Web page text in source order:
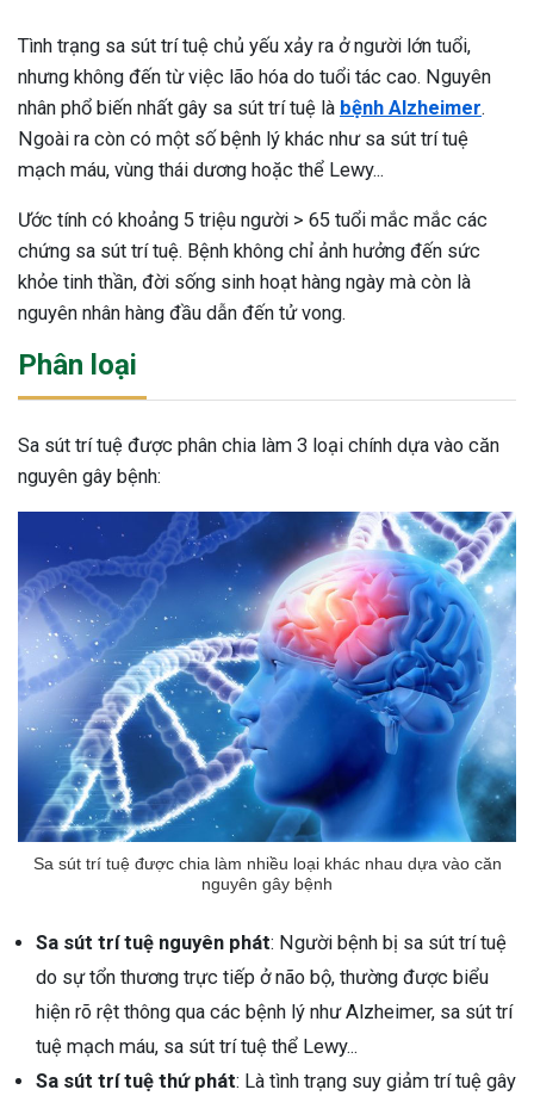
Sau Sinh Có Tự Khỏi
Thông Tin Cần Biết
sau sinh là tình trạng viêm da
phổ biến, khiến đôi bàn tay,
của chị em trở nên khô...
Tình trạng sa sút trí tuệ chủ yếu xảy ra ở người lớn tuổi,
nhưng không đến từ việc lão hóa do tuổi tác cao. Nguyên
nhân phổ biến nhất gây sa sút trí tuệ là bệnh Alzheimer.
Ngoài ra còn có một số bệnh lý khác như sa sút trí tuệ
mạch máu, vùng thái dương hoặc thể Lewy...
Ước tính có khoảng 5 triệu người > 65 tuổi mắc mắc các
chứng sa sút trí tuệ. Bệnh không chỉ ảnh hưởng đến sức
khỏe tinh thần, đời sống sinh hoạt hàng ngày mà còn là
nguyên nhân hàng đầu dẫn đến tử vong.
Phân loại
Sa sút trí tuệ được phân chia làm 3 loại chính dựa vào căn
nguyên gây bệnh:
Sa sút trí tuệ được chia làm nhiều loại khác nhau dựa vào căn
nguyên gây bệnh
Sa sút trí tuệ nguyên phát: Người bệnh bị sa sút trí tuệ
do sự tổn thương trực tiếp ở não bộ, thường được biểu
hiện rõ rệt thông qua các bệnh lý như Alzheimer, sa sút trí
tuệ mạch máu, sa sút trí tuệ thể Lewy...
Sa sút trí tuệ thứ phát: Là tình trạng suy giảm trí tuệ gây